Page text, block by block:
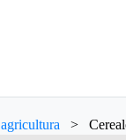
agricultura >